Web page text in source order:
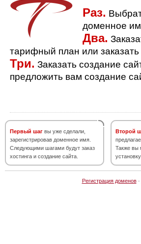
Раз.
доменное
Два.
тарифный план или
Три. Заказать создание
предложить вам создание
Первый шаг вы уже сделали,
зарегистрировав доменное имя.
Следующими шагами будут заказ
хостинга и создание сайта.
Второй
Также вы
Регистрация доменов·